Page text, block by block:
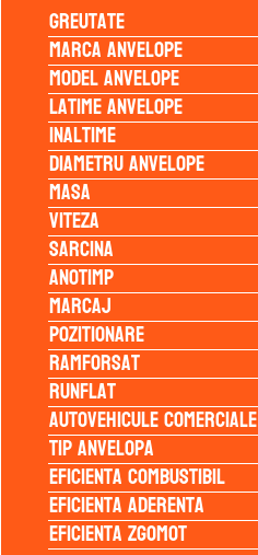
Greutate
Marca anvelope
Model anvelope
Latime anvelope
Inaltime
Diametru anvelope
Masa
Viteza
Sarcina
Anotimp
Marcaj
Pozitionare
Ramforsat
Runflat
Autovehicule comerciale
Tip anvelopa
Eficienta Combustibil
Eficienta Aderenta
Eficienta Zgomot